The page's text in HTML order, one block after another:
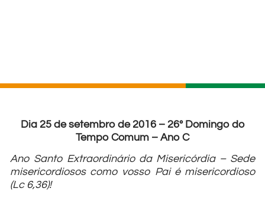
Dia 25 de setembro de 2016 – 26º Domingo do
Tempo Comum – Ano C
Ano Santo Extraordinário da Misericórdia – Sede
misericordiosos como vosso Pai é misericordioso
(Lc 6,36)!